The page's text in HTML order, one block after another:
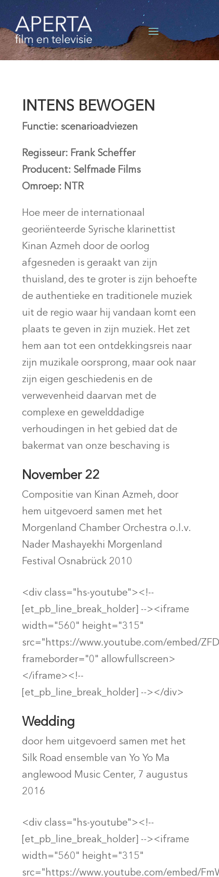
INTENS BEWOGEN
Functie: scenarioadviezen
Regisseur: Frank Scheffer
Producent: Selfmade Films
Omroep: NTR
Hoe meer de internationaal
georiënteerde Syrische klarinettist
Kinan Azmeh door de oorlog
afgesneden is geraakt van zijn
thuisland, des te groter is zijn behoefte
de authentieke en traditionele muziek
uit de regio waar hij vandaan komt een
plaats te geven in zijn muziek. Het zet
hem aan tot een ontdekkingsreis naar
zijn muzikale oorsprong, maar ook naar
zijn eigen geschiedenis en de
verwevenheid daarvan met de
complexe en gewelddadige
verhoudingen in het gebied dat de
bakermat van onze beschaving is
November 22
Compositie van Kinan Azmeh, door
hem uitgevoerd samen met het
Morgenland Chamber Orchestra o.l.v.
Nader Mashayekhi Morgenland
Festival Osnabrück 2010
<div class="hs-youtube"><!--
[et_pb_line_break_holder] --><iframe
width="560" height="315"
src="https://www.youtube.com/embed/
frameborder="0" allowfullscreen>
</iframe><!--
[et_pb_line_break_holder] --></div>
Wedding
door hem uitgevoerd samen met het
Silk Road ensemble van Yo Yo Ma
anglewood Music Center, 7 augustus
2016
<div class="hs-youtube"><!--
[et_pb_line_break_holder] --><iframe
width="560" height="315"
src="https://www.youtube.com/embed/